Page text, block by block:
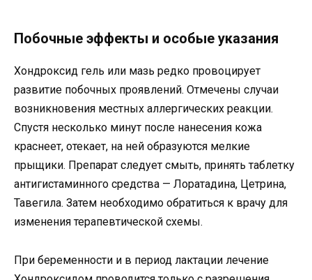
Побочные эффекты и особые указания
Хондроксид гель или мазь редко провоцирует
развитие побочных проявлений. Отмечены случаи
возникновения местных аллергических реакции.
Спустя несколько минут после нанесения кожа
краснеет, отекает, на ней образуются мелкие
прыщики. Препарат следует смыть, принять таблетку
антигистаминного средства — Лоратадина, Цетрина,
Тавегила. Затем необходимо обратиться к врачу для
изменения терапевтической схемы.
При беременности и в период лактации лечение